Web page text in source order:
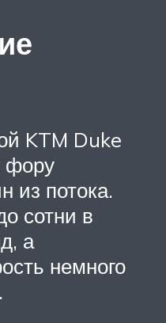
KTM Duke
фору
из потока.
сотни в
а
немного